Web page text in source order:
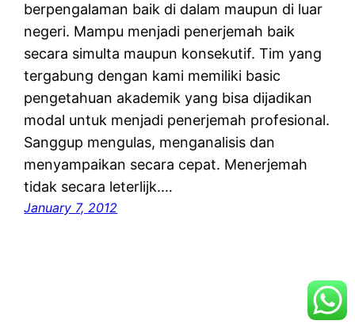
berpengalaman baik di dalam maupun di luar
negeri. Mampu menjadi penerjemah baik
secara simulta maupun konsekutif. Tim yang
tergabung dengan kami memiliki basic
pengetahuan akademik yang bisa dijadikan
modal untuk menjadi penerjemah profesional.
Sanggup mengulas, menganalisis dan
menyampaikan secara cepat. Menerjemah
tidak secara leterlijk.…
January 7, 2012